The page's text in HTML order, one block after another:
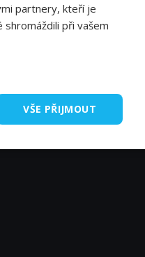
Maximiliano
Carlos Bragon
partnery, kteří je
při vašem
VŠE PŘIJMOUT